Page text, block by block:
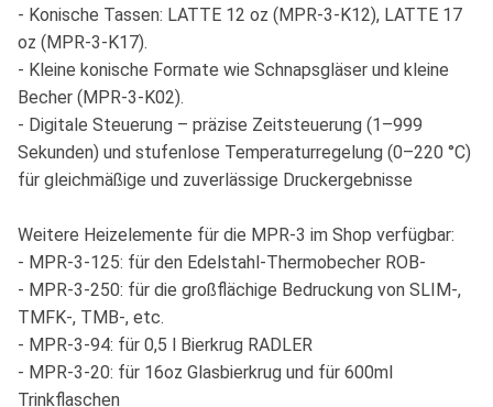
- Konische Tassen: LATTE 12 oz (MPR-3-K12), LATTE 17
oz (MPR-3-K17).
- Kleine konische Formate wie Schnapsgläser und kleine
Becher (MPR-3-K02).
- Digitale Steuerung – präzise Zeitsteuerung (1–999
Sekunden) und stufenlose Temperaturregelung (0–220 °C)
für gleichmäßige und zuverlässige Druckergebnisse
Weitere Heizelemente für die MPR-3 im Shop verfügbar:
- MPR-3-125: für den Edelstahl-Thermobecher ROB-
- MPR-3-250: für die großflächige Bedruckung von SLIM-,
TMFK-, TMB-, etc.
- MPR-3-94: für 0,5 l Bierkrug RADLER
- MPR-3-20: für 16oz Glasbierkrug und für 600ml
Trinkflaschen